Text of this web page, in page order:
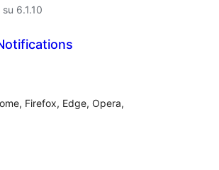
6.1.10
Firefox, Edge, Opera,